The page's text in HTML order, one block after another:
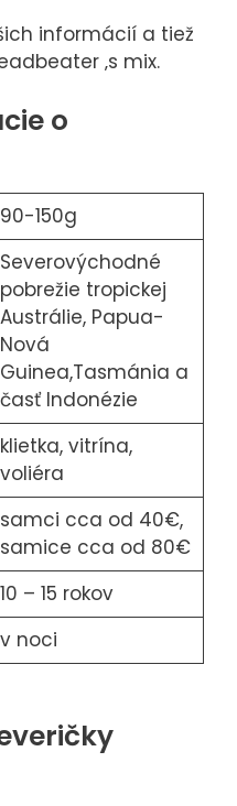
informácií a tiež
‚s mix.
o
90-150g
Severovýchodné
pobrežie tropickej
Austrálie, Papua-
Nová
Guinea,Tasmánia a
časť Indonézie
klietka, vitrína,
voliéra
samci cca od 40€,
samice cca od 80€
10 – 15 rokov
v noci